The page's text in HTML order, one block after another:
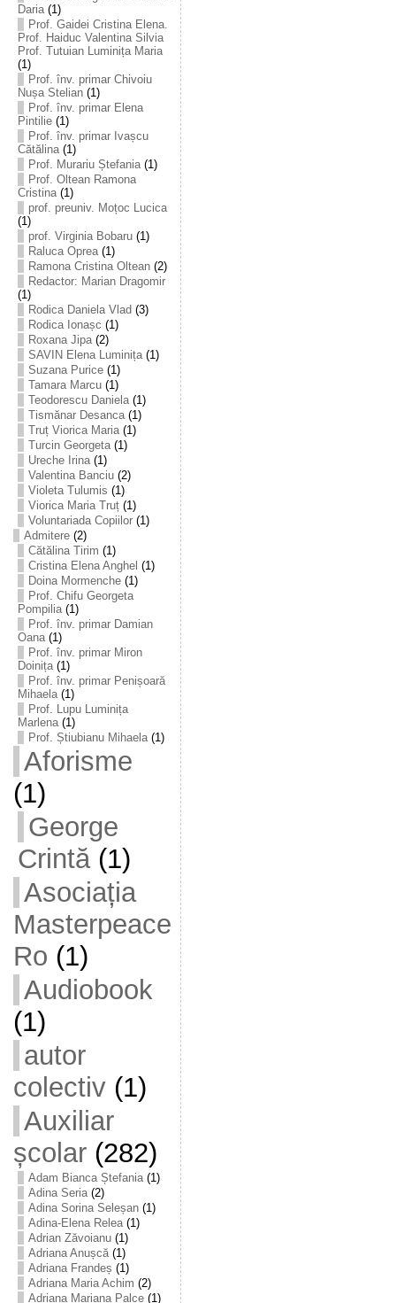
Daria(1)
Prof. Gaidei Cristina Elena.
Prof. Haiduc Valentina Silvia
Prof. Tutuian Luminița Maria
(1)
Prof. înv. primar Chivoiu
Nușa Stelian(1)
Prof. înv. primar Elena
Pintilie(1)
Prof. înv. primar Ivașcu
Cătălina(1)
Prof. Murariu Ștefania(1)
Prof. Oltean Ramona
Cristina(1)
prof. preuniv. Moțoc Lucica
(1)
prof. Virginia Bobaru(1)
Raluca Oprea(1)
Ramona Cristina Oltean(2)
Redactor: Marian Dragomir
(1)
Rodica Daniela Vlad (3)
Rodica Ionașc (1)
Roxana Jipa(2)
SAVIN Elena Luminița(1)
Suzana Purice(1)
Tamara Marcu(1)
Teodorescu Daniela(1)
Tismănar Desanca(1)
Truț Viorica Maria(1)
Turcin Georgeta(1)
Ureche Irina(1)
Valentina Banciu(2)
Violeta Tulumis (1)
Viorica Maria Truț(1)
Voluntariada Copiilor(1)
Admitere(2)
Cătălina Tirim (1)
Cristina Elena Anghel (1)
Doina Mormenche(1)
Prof. Chifu Georgeta
Pompilia(1)
Prof. înv. primar Damian
Oana(1)
Prof. înv. primar Miron
Doinița(1)
Prof. înv. primar Penișoară
Mihaela(1)
Prof. Lupu Luminița
Marlena(1)
Prof. Știubianu Mihaela(1)
Aforisme
(1)
George
Crintă(1)
Asociația
Masterpeace
Ro (1)
Audiobook
(1)
autor
colectiv(1)
Auxiliar
școlar(282)
Adam Bianca Ștefania(1)
Adina Seria(2)
Adina Sorina Seleșan(1)
Adina-Elena Relea(1)
Adrian Zăvoianu(1)
Adriana Anușcă(1)
Adriana Frandeș (1)
Adriana Maria Achim (2)
Adriana Mariana Palce(1)